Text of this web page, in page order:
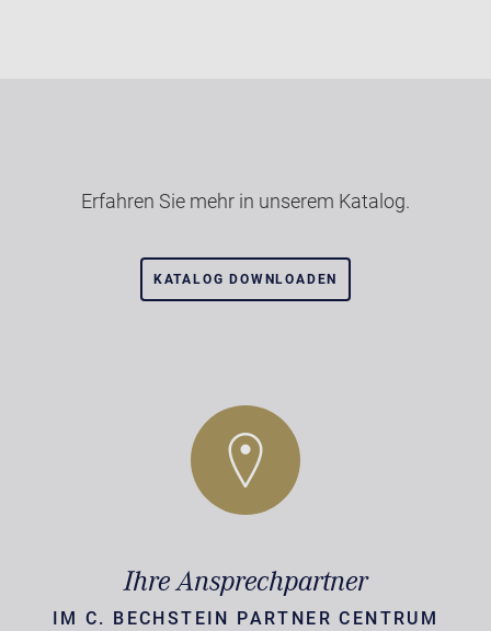
Erfahren Sie mehr in unserem Katalog.
KATALOG DOWNLOADEN
Ihre Ansprechpartner
IM C. BECHSTEIN PARTNER CENTRUM